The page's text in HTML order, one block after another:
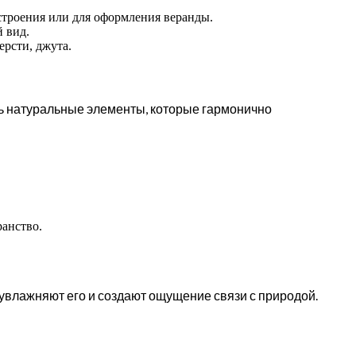
или для оформления веранды.
вид.
джута.
натуральные элементы, которые гармонично
его и создают ощущение связи с природой.